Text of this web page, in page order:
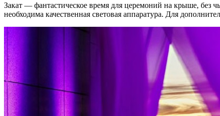
Закат — фантастическое время для церемоний на крыше, без
необходима качественная световая аппаратура. Для